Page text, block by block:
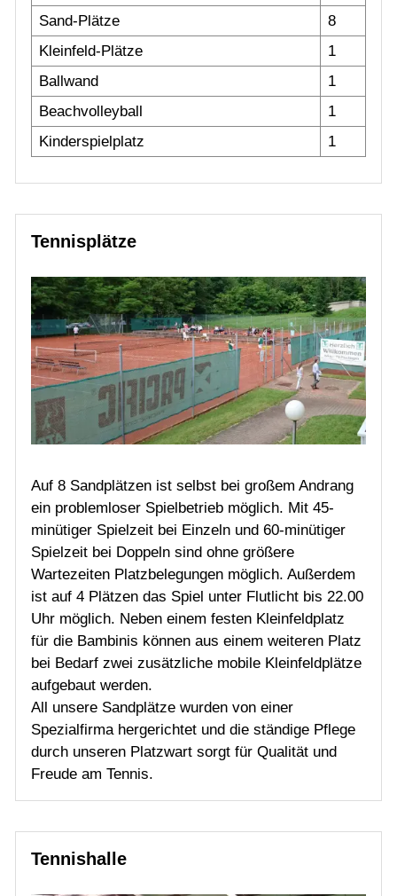
Jugend
Training
Gaststätte
Sand-Plätze
8
Kleinfeld-Plätze
1
Ballwand
1
Beachvolleyball
1
Kinderspielplatz
1
Tennisplätze
Auf 8 Sandplätzen ist selbst bei großem Andrang
ein problemloser Spielbetrieb möglich. Mit 45-
minütiger Spielzeit bei Einzeln und 60-minütiger
Spielzeit bei Doppeln sind ohne größere
Wartezeiten Platzbelegungen möglich. Außerdem
ist auf 4 Plätzen das Spiel unter Flutlicht bis 22.00
Uhr möglich. Neben einem festen Kleinfeldplatz
für die Bambinis können aus einem weiteren Platz
bei Bedarf zwei zusätzliche mobile Kleinfeldplätze
aufgebaut werden.
All unsere Sandplätze wurden von einer
Spezialfirma hergerichtet und die ständige Pflege
durch unseren Platzwart sorgt für Qualität und
Freude am Tennis.
Tennishalle